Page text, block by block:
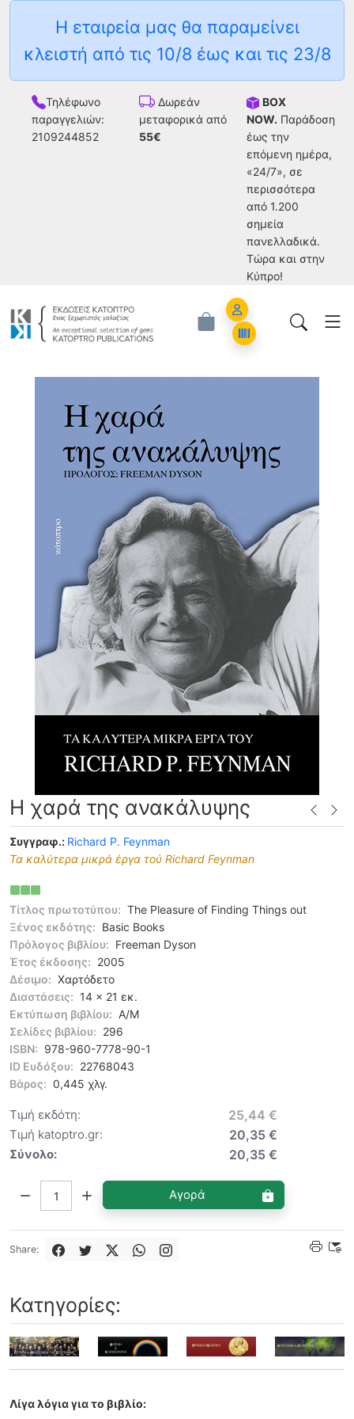
Η εταιρεία μας θα παραμείνει
κλειστή από τις 10/8 έως και τις 23/8
Τηλέφωνο
παραγγελιών:
2109244852
Δωρεάν
μεταφορικά από
55€
BOX
NOW. Παράδοση
έως την
επόμενη ημέρα,
«24/7», σε
περισσότερα
από 1.200
σημεία
πανελλαδικά.
Tώρα και στην
Κύπρο!
Account
Orders
Η χαρά της ανακάλυψης
Συγγραφ.: Richard P. Feynman
Τα καλύτερα μικρά έργα τού Richard Feynman
Τίτλος πρωτοτύπου: The Pleasure of Finding Things out
Ξένος εκδότης: Basic Books
Πρόλογος βιβλίου: Freeman Dyson
Έτος έκδοσης: 2005
Δέσιμο: Χαρτόδετο
Διαστάσεις: 14 x 21 εκ.
Εκτύπωση βιβλίου: Α/Μ
Σελίδες βιβλίου: 296
ISBN: 978-960-7778-90-1
ID Ευδόξου: 22768043
Βάρος: 0,445 χλγ.
Τιμή εκδότη: 25,44 €
Τιμή katoptro.gr: 20,35 €
Σύνολο: 20,35 €
Αγορά
Share:
Κατηγορίες:
Λίγα λόγια για το βιβλίο: